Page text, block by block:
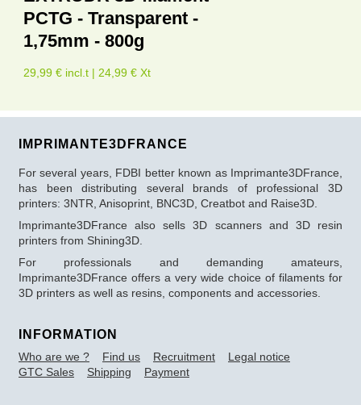
PCTG - Transparent -
1,75mm - 800g
29,99 € incl.t | 24,99 € Xt
IMPRIMANTE3DFRANCE
For several years, FDBI better known as Imprimante3DFrance,
has been distributing several brands of professional 3D
printers: 3NTR, Anisoprint, BNC3D, Creatbot and Raise3D.
Imprimante3DFrance also sells 3D scanners and 3D resin
printers from Shining3D.
For professionals and demanding amateurs,
Imprimante3DFrance offers a very wide choice of filaments for
3D printers as well as resins, components and accessories.
INFORMATION
Who are we ? Find us Recruitment
Legal notice
GTC Sales
Shipping Payment